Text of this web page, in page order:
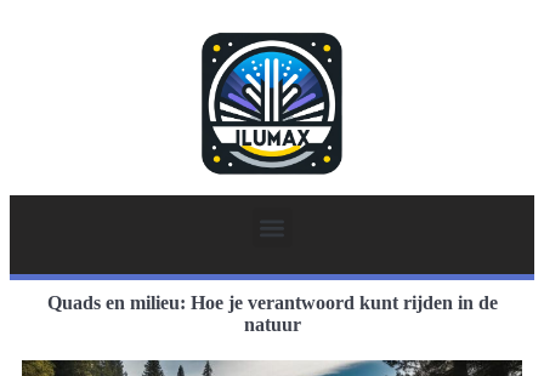
Quads en milieu: Hoe je verantwoord kunt rijden in de
natuur